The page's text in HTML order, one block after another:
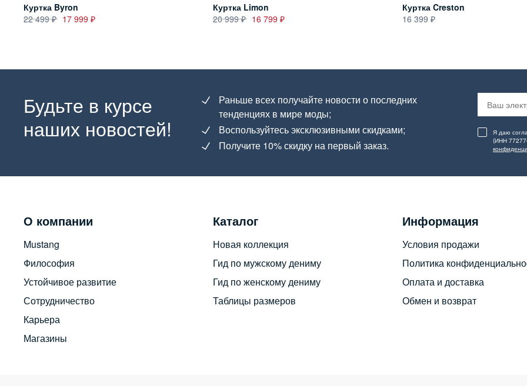
Куртка Byron
22 499
17 999
Куртка Limon
20 999
16 799
Куртка Creston
16 399
Будьте в курсе
наших новостей!
Раньше всех получайте новости о последних
тенденциях в мире моды;
Воспользуйтесь эксклюзивными скидками;
Получите 10% скидку на первый заказ.
Я даю
(ИНН
О компании
Mustang
Философия
Устойчивое развитие
Сотрудничество
Карьера
Магазины
Каталог
Новая коллекция
Гид по мужскому дениму
Гид по женскому дениму
Таблицы размеров
Информация
Условия продажи
Политика
Оплата и доставка
Обмен и возврат